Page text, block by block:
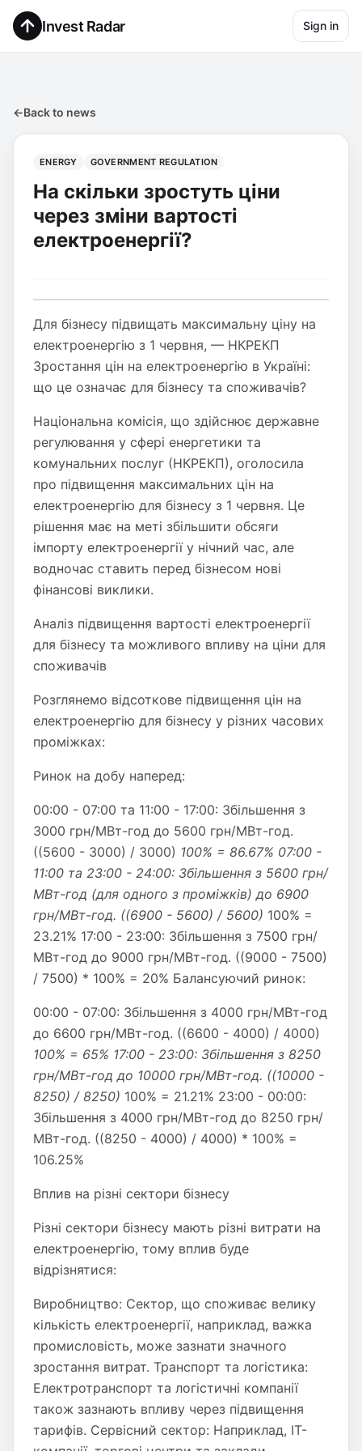
Invest Radar Sign in
←Back to news
ENERGY GOVERNMENT REGULATION
На скільки зростуть ціни
через зміни вартості
електроенергії?
Для бізнесу підвищать максимальну ціну на
електроенергію з 1 червня, — НКРЕКП
Зростання цін на електроенергію в Україні:
що це означає для бізнесу та споживачів?
Національна комісія, що здійснює державне
регулювання у сфері енергетики та
комунальних послуг (НКРЕКП), оголосила
про підвищення максимальних цін на
електроенергію для бізнесу з 1 червня. Це
рішення має на меті збільшити обсяги
імпорту електроенергії у нічний час, але
водночас ставить перед бізнесом нові
фінансові виклики.
Аналіз підвищення вартості електроенергії
для бізнесу та можливого впливу на ціни для
споживачів
Розглянемо відсоткове підвищення цін на
електроенергію для бізнесу у різних часових
проміжках:
Ринок на добу наперед:
00:00 - 07:00 та 11:00 - 17:00: Збільшення з
3000 грн/МВт-год до 5600 грн/МВт-год.
((5600 - 3000) / 3000) 100% = 86.67% 07:00 -
11:00 та 23:00 - 24:00: Збільшення з 5600 грн/
МВт-год (для одного з проміжків) до 6900
грн/МВт-год. ((6900 - 5600) / 5600) 100% =
23.21% 17:00 - 23:00: Збільшення з 7500 грн/
МВт-год до 9000 грн/МВт-год. ((9000 - 7500)
/ 7500) * 100% = 20% Балансуючий ринок:
00:00 - 07:00: Збільшення з 4000 грн/МВт-год
до 6600 грн/МВт-год. ((6600 - 4000) / 4000)
100% = 65% 17:00 - 23:00: Збільшення з 8250
грн/МВт-год до 10000 грн/МВт-год. ((10000 -
8250) / 8250) 100% = 21.21% 23:00 - 00:00:
Збільшення з 4000 грн/МВт-год до 8250 грн/
МВт-год. ((8250 - 4000) / 4000) * 100% =
106.25%
Вплив на різні сектори бізнесу
Різні сектори бізнесу мають різні витрати на
електроенергію, тому вплив буде
відрізнятися:
Виробництво: Сектор, що споживає велику
кількість електроенергії, наприклад, важка
промисловість, може зазнати значного
зростання витрат. Транспорт та логістика:
Електротранспорт та логістичні компанії
також зазнають впливу через підвищення
тарифів. Сервісний сектор: Наприклад, IT-